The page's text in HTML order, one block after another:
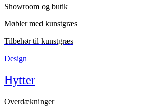
Showroom og butik
Møbler med kunstgræs
Tilbehør til kunstgræs
Design
Hytter
Overdækninger